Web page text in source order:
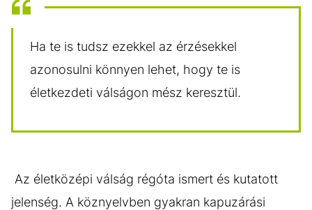
Ha te is tudsz ezekkel az érzésekkel
azonosulni könnyen lehet, hogy te is
életkezdeti válságon mész keresztül.
Az életközépi válság régóta ismert és kutatott
jelenség. A köznyelvben gyakran kapuzárási